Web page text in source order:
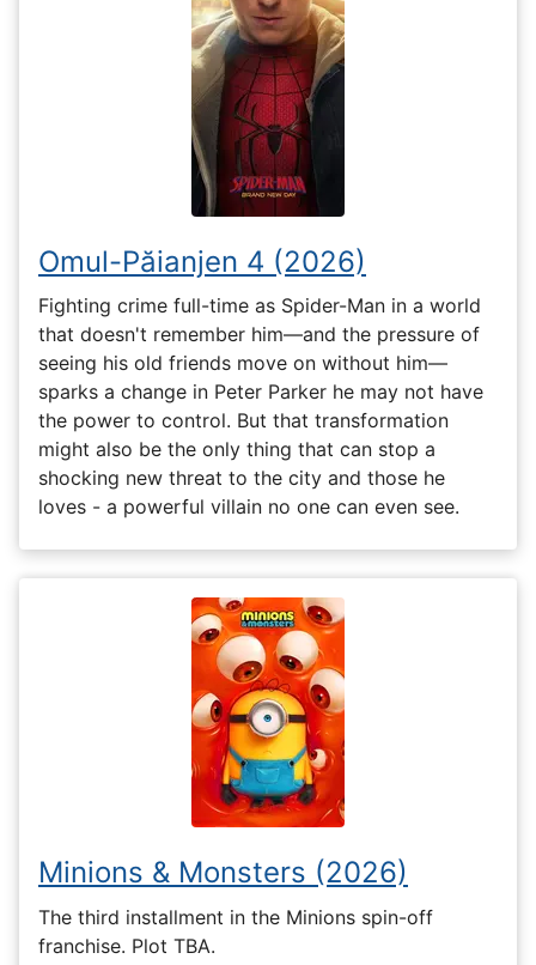
Omul-Păianjen 4 (2026)
Fighting crime full-time as Spider-Man in a world
that doesn't remember him—and the pressure of
seeing his old friends move on without him—
sparks a change in Peter Parker he may not have
the power to control. But that transformation
might also be the only thing that can stop a
shocking new threat to the city and those he
loves - a powerful villain no one can even see.
Minions & Monsters (2026)
The third installment in the Minions spin-off
franchise. Plot TBA.